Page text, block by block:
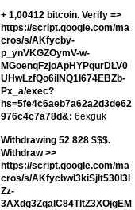
+ 1,00412 bitсоin. Verify =>
https://script.google.com/ma
cros/s/AKfycby-
p_ynVKGZOymV-w-
MGoenqFzjoApHYPqurDLV0
UHwLzfQo6ilNQ1l674EBZb-
Px_a/exec?
hs=5fe4c6aeb7a62a2d3de62
976c4c7a78d&: 6exguk
Withdrawing 52 828 $$$.
Withdrаw >>
https://script.google.com/ma
cros/s/AKfycbwl3kiSjlt530I3l
Zz-
3AXdg3ZqalC84TltZ3XOjgEM